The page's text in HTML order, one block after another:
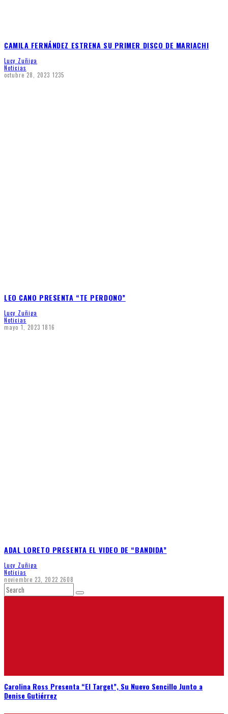
CAMILA FERNÁNDEZ ESTRENA SU PRIMER DISCO DE MARIACHI
Lucy Zuñiga
Noticias
octubre 28, 2023 1235
LEO CANO PRESENTA “TE PERDONO”
Lucy Zuñiga
Noticias
mayo 1, 2023 1816
ADAL LORETO PRESENTA EL VIDEO DE “BANDIDA”
Lucy Zuñiga
Noticias
noviembre 23, 2022 2608
Carolina Ross Presenta “El Target”, Su Nuevo Sencillo Junto a
Denise Gutiérrez